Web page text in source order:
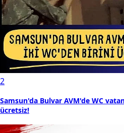
2
Samsun'da Bulvar AVM'de WC
ücretsiz!